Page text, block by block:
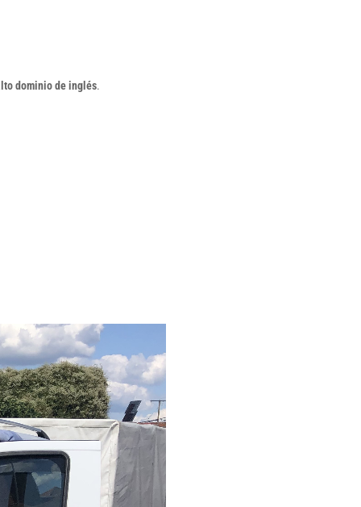
dominio de inglés.